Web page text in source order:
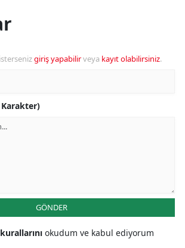
giriş yapabilirveya kayıt olabilirsiniz.
Karakter)
GÖNDER
okudum ve kabul ediyorum